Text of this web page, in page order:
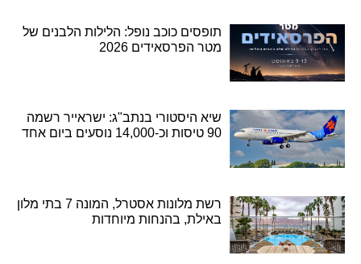
תופסים כוכב נופל: הלילות הלבנים של
מטר הפרסאידים 2026
שיא היסטורי בנתב"ג: ישראייר רשמה
90 טיסות וכ-14,000 נוסעים ביום אחד
רשת מלונות אסטרל, המונה 7 בתי מלון
באילת, בהנחות מיוחדות